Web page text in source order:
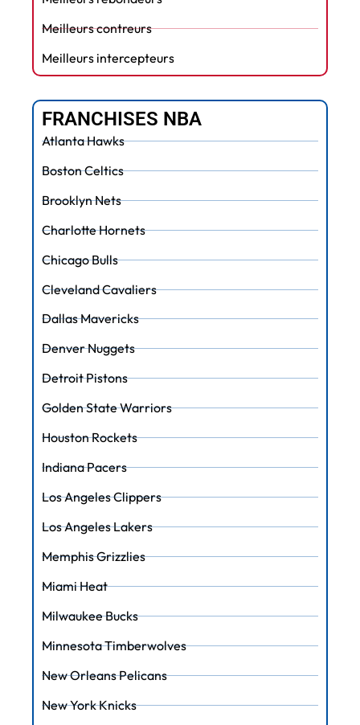
Meilleurs contreurs
Meilleurs intercepteurs
FRANCHISES NBA
Atlanta Hawks
Boston Celtics
Brooklyn Nets
Charlotte Hornets
Chicago Bulls
Cleveland Cavaliers
Dallas Mavericks
Denver Nuggets
Detroit Pistons
Golden State Warriors
Houston Rockets
Indiana Pacers
Los Angeles Clippers
Los Angeles Lakers
Memphis Grizzlies
Miami Heat
Milwaukee Bucks
Minnesota Timberwolves
New Orleans Pelicans
New York Knicks